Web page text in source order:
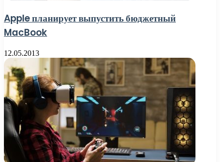
Apple планирует выпустить бюджетный
MacBook
12.05.2013